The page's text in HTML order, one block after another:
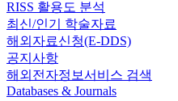
RISS 활용도 분석
최신/인기 학술자료
해외자료신청(E-DDS)
공지사항
해외전자정보서비스 검색
Databases & Journals